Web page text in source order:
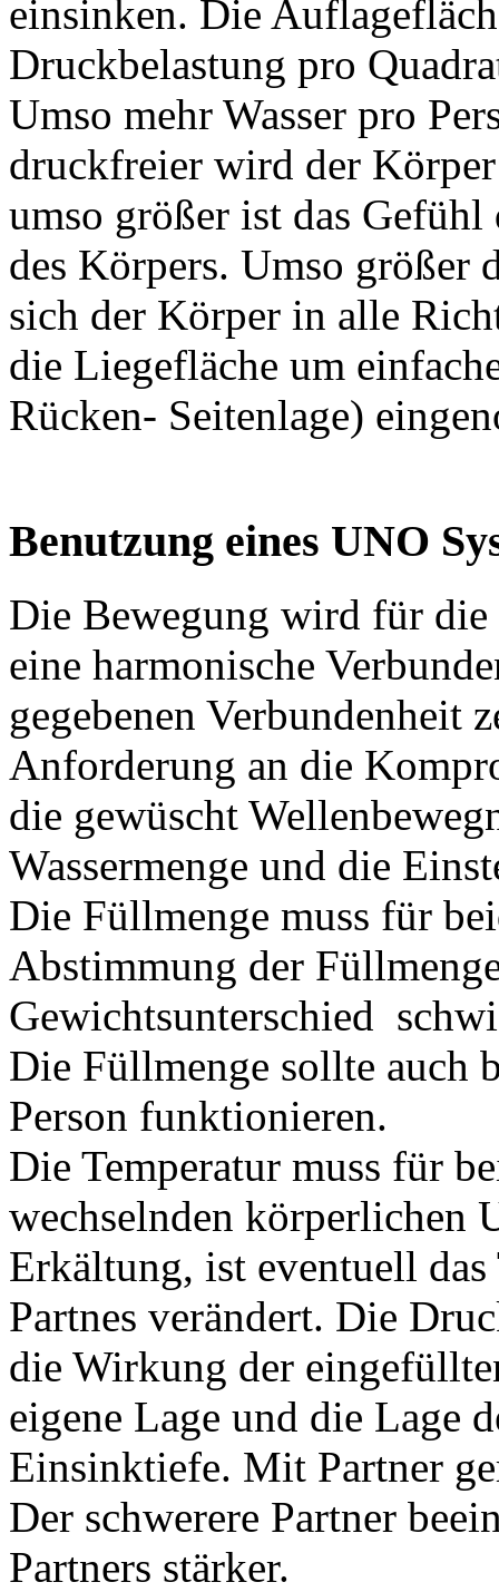
einsinken. Die
Druckbelastung pro
Umso mehr Wasser pro
druckfreier wird der Körper
umso größer ist das Gefühl
des Körpers. Umso größer
sich der Körper in alle
die Liegefläche um
Rücken- Seitenlage)
Benutzung eines UNO
Die Bewegung wird für die
eine harmonische
gegebenen Verbundenheit
Anforderung an die
die gewüscht
Wassermenge und die
Die Füllmenge muss für
Abstimmung der
Gewichtsunterschied
Die Füllmenge sollte auch
Person funktionieren.
Die Temperatur muss für
wechselnden körperlichen
Erkältung, ist eventuell
Partnes verändert. Die
die Wirkung der
eigene Lage und die Lage
Einsinktiefe. Mit Partner
Der schwerere Partner
Partners stärker.